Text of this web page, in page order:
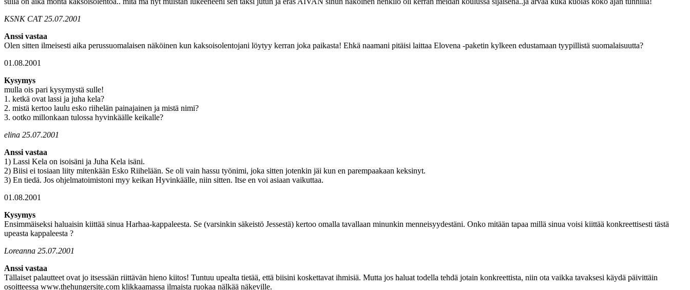
KSNK CAT 25.07.2001
Anssi vastaa
Olen sitten ilmeisesti aika perussuomalaisen näköinen kun kaksoisolentojani löytyy kerran joka paikasta! Ehkä naamani pitäisi laittaa Elovena -paketin kylkeen edustamaan tyypillistä suomalaisuutta?
01.08.2001
Kysymys
mulla ois pari kysymystä sulle!
1. ketkä ovat lassi ja juha kela?
2. mistä kertoo laulu esko riihelän painajainen ja mistä nimi?
3. ootko millonkaan tulossa hyvinkäälle keikalle?
elina 25.07.2001
Anssi vastaa
1) Lassi Kela on isoisäni ja Juha Kela isäni.
2) Biisi ei tosiaan liity mitenkään Esko Riihelään. Se oli vain hassu työnimi, joka sitten jotenkin jäi kun en parempaakaan keksinyt.
3) En tiedä. Jos ohjelmatoimistoni myy keikan Hyvinkäälle, niin sitten. Itse en voi asiaan vaikuttaa.
01.08.2001
Kysymys
Ensimmäiseksi haluaisin kiittää sinua Harhaa-kappaleesta. Se (varsinkin säkeistö Jessestä) kertoo omalla tavallaan minunkin menneisyydestäni. Onko mitään tapaa millä sinua voisi kiittää konkreettisesti tästä
upeasta kappaleesta ?
Loreanna 25.07.2001
Anssi vastaa
Tällaiset palautteet ovat jo itsessään riittävän hieno kiitos! Tuntuu upealta tietää, että biisini koskettavat ihmisiä. Mutta jos haluat todella tehdä jotain konkreettista, niin ota vaikka tavaksesi käydä päivittäin
osoitteessa www.thehungersite.com klikkaamassa ilmaista ruokaa nälkää näkeville.